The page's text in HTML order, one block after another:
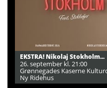
EKSTRA! Nikolaj Stokholm...
26. september kl. 21:00
Grønnegades Kaserne
Ny Ridehus